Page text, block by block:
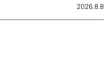
2026.8.8